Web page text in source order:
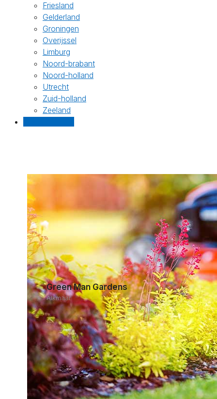
Friesland
Gelderland
Groningen
Overijssel
Limburg
Noord-brabant
Noord-holland
Utrecht
Zuid-holland
Zeeland
Green Man Gardens
Alkmaar